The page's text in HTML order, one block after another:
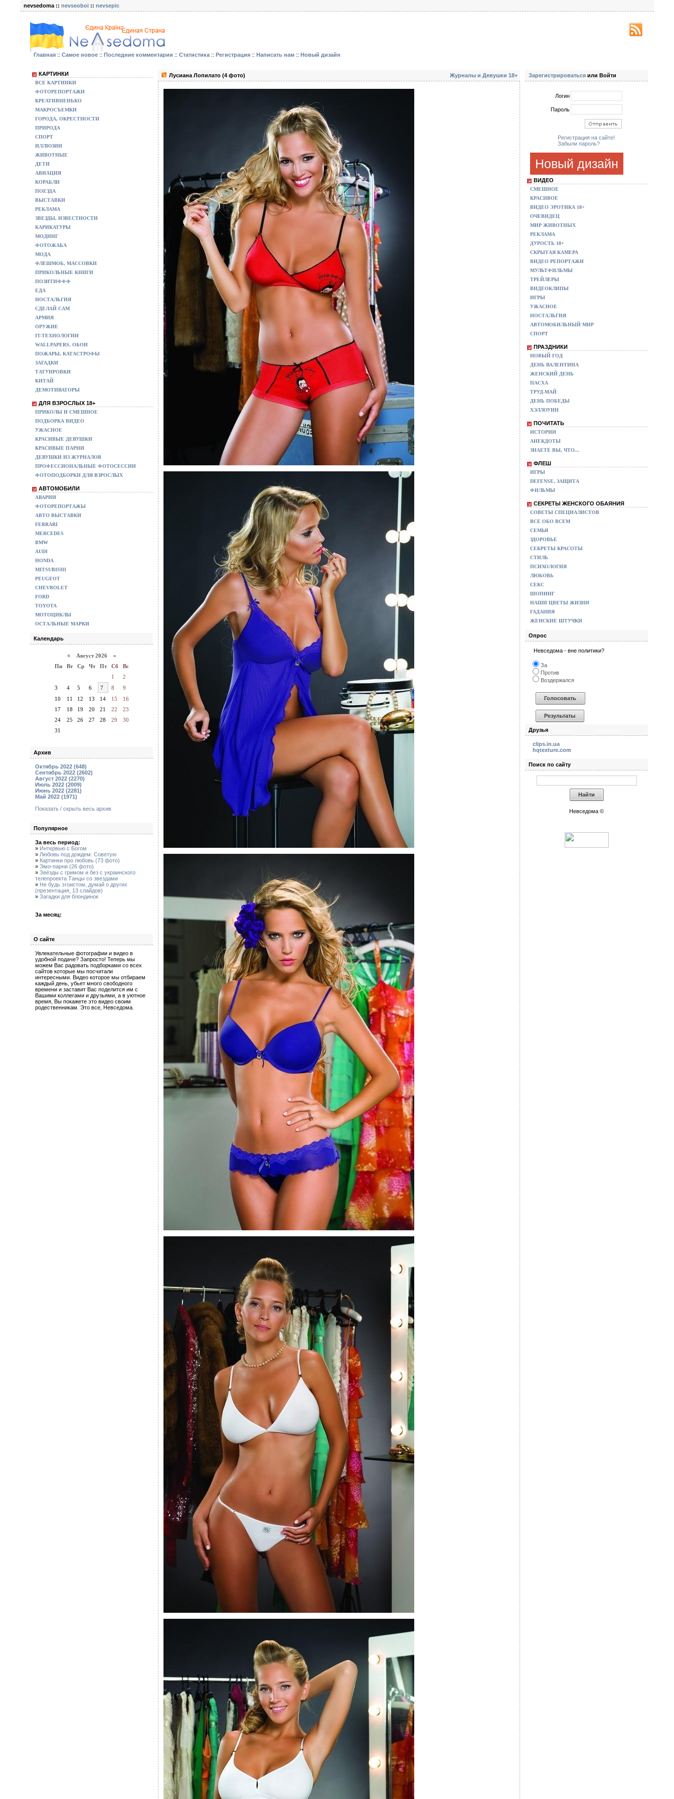
nevsedoma :: nevseoboi :: nevsepic
Главная :: Самое новое :: Последние комментарии :: Статистика :: Регистрация :: Написать нам :: Новый дизайн
КАРТИНКИ
ВСЕ КАРТИНКИ
ФОТОРЕПОРТАЖИ
КРЕАТИВНЕНЬКО
МАКРОСЪЕМКИ
ГОРОДА, ОКРЕСТНОСТИ
ПРИРОДА
СПОРТ
ИЛЛЮЗИИ
ЖИВОТНЫЕ
ДЕТИ
АВИАЦИЯ
КОРАБЛИ
ПОЕЗДА
ВЫСТАВКИ
РЕКЛАМА
ЗВЕЗДЫ, ИЗВЕСТНОСТИ
КАРИКАТУРЫ
МОДИНГ
ФОТОЖАБА
МОДА
ФЛЕШМОБ, МАССОВКИ
ПРИКОЛЬНЫЕ КНИГИ
ПОЗИТИФФФ
ЕДА
НОСТАЛЬГИЯ
СДЕЛАЙ САМ
АРМИЯ
ОРУЖИЕ
IT-ТЕХНОЛОГИИ
WALLPAPERS, ОБОИ
ПОЖАРЫ, КАТАСТРОФЫ
ЗАГАДКИ
ТАТУИРОВКИ
КИТАЙ
ДЕМОТИВАТОРЫ
ДЛЯ ВЗРОСЛЫХ 18+
ПРИКОЛЫ И СМЕШНОЕ
ПОДБОРКА ВИДЕО
УЖАСНОЕ
КРАСИВЫЕ ДЕВУШКИ
КРАСИВЫЕ ПАРНИ
ДЕВУШКИ ИЗ ЖУРНАЛОВ
ПРОФЕССИОНАЛЬНЫЕ ФОТОСЕССИИ
ФОТОПОДБОРКИ ДЛЯ ВЗРОСЛЫХ
АВТОМОБИЛИ
АВАРИИ
ФОТОРЕПОРТАЖЫ
АВТО ВЫСТАВКИ
FERRARI
MERCEDES
BMW
AUDI
HONDA
MITSUBISHI
PEUGEOT
CHEVROLET
FORD
TOYOTA
МОТОЦИКЛЫ
ОСТАЛЬНЫЕ МАРКИ
Календарь
« Август 2026 »
Пн
Вт Ср Чт Пт Сб
Вс
1
2
3
4 5 6 7 8
9
10
11 12 13 14 15
16
17
18 19 20 21 22
23
24
25 26 27 28 29
30
31
Архив
Октябрь 2022 (648)
Сентябрь 2022 (2602)
Август 2022 (2270)
Июль 2022 (2009)
Июнь 2022 (2281)
Май 2022 (1971)
Показать / скрыть весь архив
Популярное
За весь период:
» Интервью с Богом
» Любовь под дождем. Советую
» Картинки про любовь (73 фото)
» Эмо-парни (26 фото)
» Звёзды с гримом и без с украинского
телепроекта Танцы со звездами
» Не будь эгоистом, думай о других
(презентация, 13 слайдов)
» Загадки для блондинок
За месяц:
О сайте
Увлекательные фотографии и видео в
удобной подаче? Запросто! Теперь мы
можем Вас радовать подборками со всех
сайтов которые мы посчитали
интересными. Видео которое мы отбираем
каждый день, убьет много свободного
времени и заставит Вас поделится им с
Вашими коллегами и друзьями, а в уютное
время, Вы покажете это видео своим
родественникам. Это все, Невседома.
Журналы и Девушки 18+
Лусиана Лопилато (4 фото) Зарегистрироваться или Войти
Логин
Пароль
Регистрация на сайте!
Забыли пароль?
Новый дизайн
ВИДЕО
СМЕШНОЕ
КРАСИВОЕ
ВИДЕО ЭРОТИКА 18+
ОЧЕВИДЕЦ
МИР ЖИВОТНЫХ
РЕКЛАМА
ДУРОСТЬ 18+
СКРЫТАЯ КАМЕРА
ВИДЕО РЕПОРТАЖИ
МУЛЬТФИЛЬМЫ
ТРЕЙЛЕРЫ
ВИДЕОКЛИПЫ
ИГРЫ
УЖАСНОЕ
НОСТАЛЬГИЯ
АВТОМОБИЛЬНЫЙ МИР
СПОРТ
ПРАЗДНИКИ
НОВЫЙ ГОД
ДЕНЬ ВАЛЕНТИНА
ЖЕНСКИЙ ДЕНЬ
ПАСХА
ТРУД-МАЙ
ДЕНЬ ПОБЕДЫ
ХЭЛЛОУИН
ПОЧИТАТЬ
ИСТОРИИ
АНЕКДОТЫ
ЗНАЕТЕ ВЫ, ЧТО...
ФЛЕШ
ИГРЫ
DEFENSE, ЗАЩИТА
ФИЛЬМЫ
СЕКРЕТЫ ЖЕНСКОГО ОБАЯНИЯ
СОВЕТЫ СПЕЦИАЛИСТОВ
ВСЕ ОБО ВСЕМ
СЕМЬЯ
ЗДОРОВЬЕ
СЕКРЕТЫ КРАСОТЫ
СТИЛЬ
ПСИХОЛОГИЯ
ЛЮБОВЬ
СЕКС
ШОПИНГ
НАШИ ЦВЕТЫ ЖИЗНИ
ГАДАНИЯ
ЖЕНСКИЕ ШТУЧКИ
Опрос
Невседома - вне политики?
За
Против
Воздержался
Друзья
clips.in.ua
hqtexture.com
Поиск по сайту
Невседома ©